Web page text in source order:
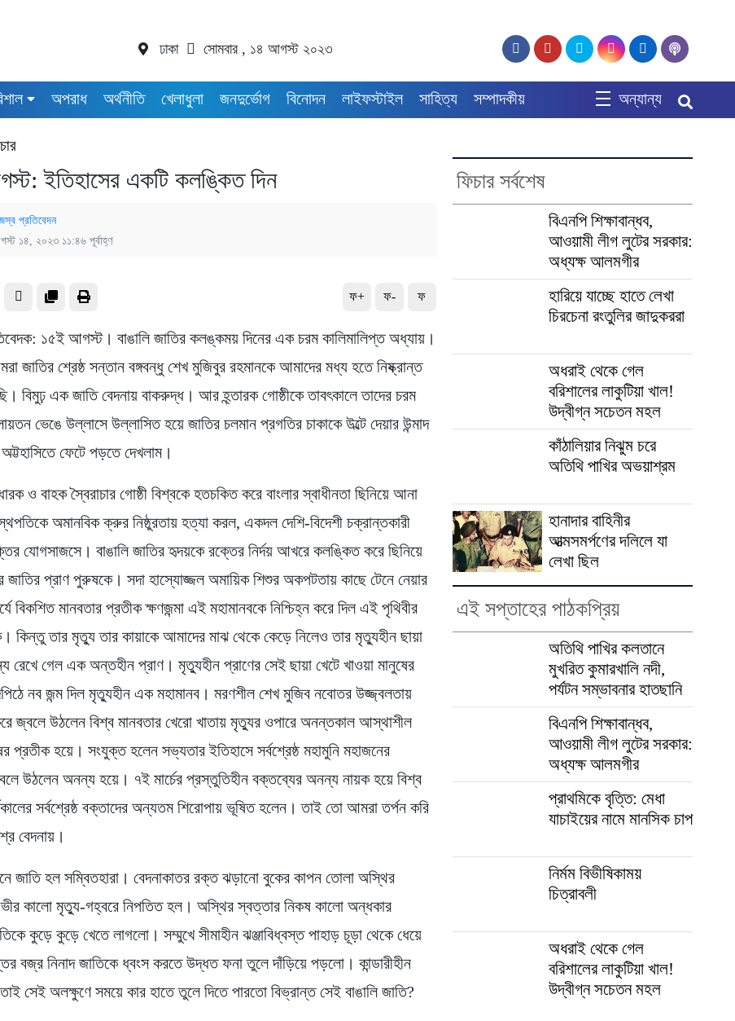
ঢাকা সোমবার , ১৪ আগস্ট ২০২৩
অপরাধ অর্থনীতি খেলাধুলা জনদুর্ভোগ বিনোদন লাইফস্টাইল সাহিত্য সম্পাদকীয় অন্যান্য
ইতিহাসের একটি কলঙ্কিত দিন
প্রতিবেদন
১৪, ২০২৩ ১১:৪৬ পূর্বাহ্ণ
ফ+ ফ- ফ
১৫ই আগস্ট। বাঙালি জাতির কলঙ্কময় দিনের এক চরম কালিমালিপ্ত অধ্যায়।
জাতির শ্রেষ্ঠ সন্তান বঙ্গবন্ধু শেখ মুজিবুর রহমানকে আমাদের মধ্য হতে নিষ্ক্রান্ত
বিমুঢ় এক জাতি বেদনায় বাকরুদ্ধ। আর হ্ন্তারক গোষ্ঠীকে তাবৎকালে তাদের চরম
ভেঙে উল্লাসে উল্লাসিত হয়ে জাতির চলমান প্রগতির চাকাকে উল্টে দেয়ার উন্মাদ
ফেটে পড়তে দেখলাম।
ও বাহক স্বৈরাচার গোষ্ঠী বিশ্বকে হতচকিত করে বাংলার স্বাধীনতা ছিনিয়ে আনা
অমানবিক ক্রুর নিষ্ঠুরতায় হত্যা করল, একদল দেশি-বিদেশী চক্রান্তকারী
যোগসাজসে। বাঙালি জাতির হৃদয়কে রক্তের নির্দয় আখরে কলঙ্কিত করে ছিনিয়ে
জাতির প্রাণ পুরুষকে। সদা হাস্যোজ্জল অমায়িক শিশুর অকপটতায় কাছে টেনে নেয়ার
বিকশিত মানবতার প্রতীক ক্ষণজন্মা এই মহামানবকে নিশ্চিহ্ন করে দিল এই পৃথিবীর
কিন্তু তার মৃত্যু তার কায়াকে আমাদের মাঝ থেকে কেড়ে নিলেও তার মৃত্যুহীন ছায়া
রেখে গেল এক অন্তহীন প্রাণ। মৃত্যুহীন প্রাণের সেই ছায়া খেটে খাওয়া মানুষের
নব জন্ম দিল মৃত্যুহীন এক মহামানব। মরণশীল শেখ মুজিব নবোতর উজ্জ্বলতায়
জ্বলে উঠলেন বিশ্ব মানবতার খেরো খাতায় মৃত্যুর ওপারে অনন্তকাল আস্থাশীল
প্রতীক হয়ে। সংযুক্ত হলেন সভ্যতার ইতিহাসে সর্বশ্রেষ্ঠ মহামুনি মহাজনের
উঠলেন অনন্য হয়ে। ৭ই মার্চের প্রস্তুতিহীন বক্তব্যের অনন্য নায়ক হয়ে বিশ্ব
সর্বশ্রেষ্ঠ বক্তাদের অন্যতম শিরোপায় ভূষিত হলেন। তাই তো আমরা তর্পন করি
বেদনায়।
জাতি হল সম্বিতহারা। বেদনাকাতর রক্ত ঝড়ানো বুকের কাপন তোলা অস্থির
কালো মৃত্যু-গহ্বরে নিপতিত হল। অস্থির স্বত্তার নিকষ কালো অন্ধকার
কুড়ে কুড়ে খেতে লাগলো। সম্মুখে সীমাহীন ঝঞ্জাবিধ্বস্ত পাহাড় চূড়া থেকে ধেয়ে
বজ্র নিনাদ জাতিকে ধ্বংস করতে উদ্ধত ফনা তুলে দাঁড়িয়ে পড়লো। কান্ডারীহীন
সেই অলক্ষুণে সময়ে কার হাতে তুলে দিতে পারতো বিভ্রান্ত সেই বাঙালি জাতি?
ফিচার সর্বশেষ
বিএনপি শিক্ষাবান্ধব,
আওয়ামী লীগ লুটের সরকার:
অধ্যক্ষ আলমগীর
হারিয়ে যাচ্ছে হাতে লেখা
চিরচেনা রংতুলির জাদুকররা
অধরাই থেকে গেল
বরিশালের লাকুটিয়া খাল!
উদ্বীগ্ন সচেতন মহল
কাঁঠালিয়ার নিঝুম চরে
অতিথি পাখির অভয়াশ্রম
হানাদার বাহিনীর
আত্মসমর্পণের দলিলে যা
লেখা ছিল
এই সপ্তাহের পাঠকপ্রিয়
অতিথি পাখির কলতানে
মুখরিত কুমারখালি নদী,
পর্যটন সম্ভাবনার হাতছানি
বিএনপি শিক্ষাবান্ধব,
আওয়ামী লীগ লুটের সরকার:
অধ্যক্ষ আলমগীর
প্রাথমিকে বৃত্তি: মেধা
যাচাইয়ের নামে মানসিক চাপ
নির্মম বিভীষিকাময়
চিত্রাবলী
অধরাই থেকে গেল
বরিশালের লাকুটিয়া খাল!
উদ্বীগ্ন সচেতন মহল